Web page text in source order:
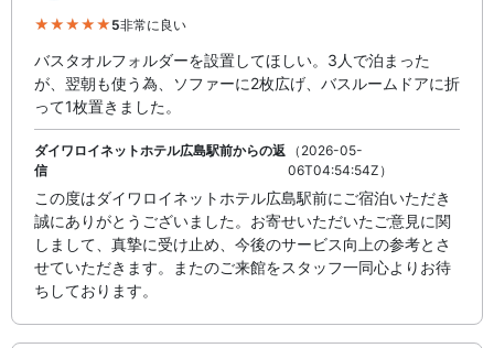
5非常に良い
バスタオルフォルダーを設置してほしい。3人で泊まった
が、翌朝も使う為、ソファーに2枚広げ、バスルームドアに折
って1枚置きました。
ダイワロイネットホテル広島駅前からの返
信
（2026-05-
06T04:54:54Z）
この度はダイワロイネットホテル広島駅前にご宿泊いただき
誠にありがとうございました。お寄せいただいたご意見に関
しまして、真摯に受け止め、今後のサービス向上の参考とさ
せていただきます。またのご来館をスタッフ一同心よりお待
ちしております。